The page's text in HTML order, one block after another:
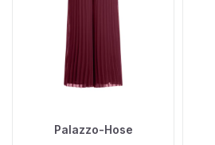
Palazzo-Hose